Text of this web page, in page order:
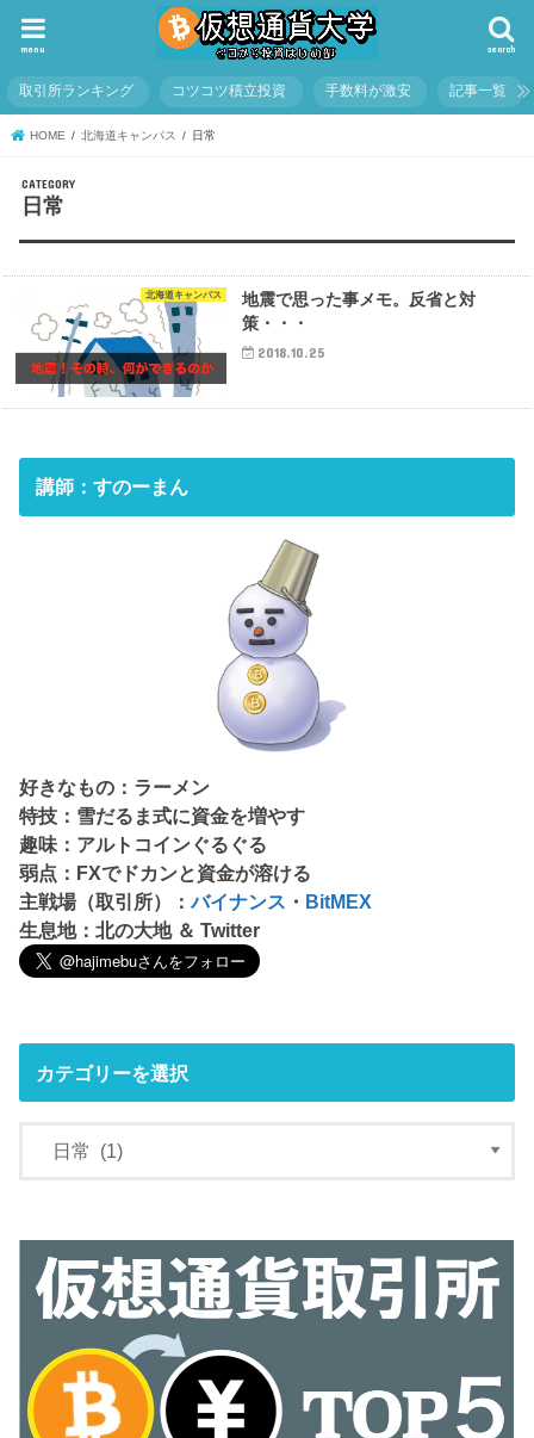
search
menu
取引所ランキング コツコツ積立投資 手数料が激安 記事一覧
HOME 北海道キャンパス 日常
日常
北海道キャンパス
地震で思った事メモ。反省と対
策・・・
2018.10.25
講師：すのーまん
好きなもの：ラーメン
特技：雪だるま式に資金を増やす
趣味：アルトコインぐるぐる
弱点：FXでドカンと資金が溶ける
主戦場（取引所）：バイナンス ・ BitMEX
生息地：北の大地 ＆ Twitter
カテゴリーを選択